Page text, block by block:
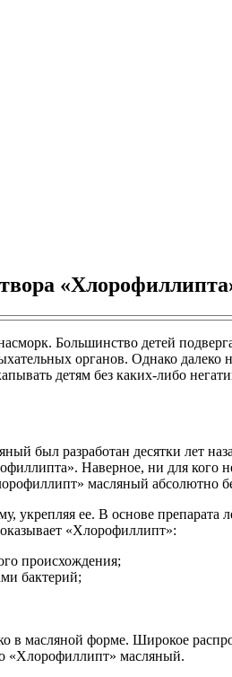
Большинство детей
органов. Однако
детям без каких-либо
был разработан десятки лет
Наверное, ни для кого
масляный абсолютно
укрепляя ее. В основе
«Хлорофиллипт»:
происхождения;
бактерий;
в масляной форме. Широкое
«Хлорофиллипт» масляный.